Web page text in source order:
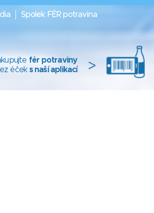
Spolek FÉR potravina
fér potraviny
éček s naší aplikací >